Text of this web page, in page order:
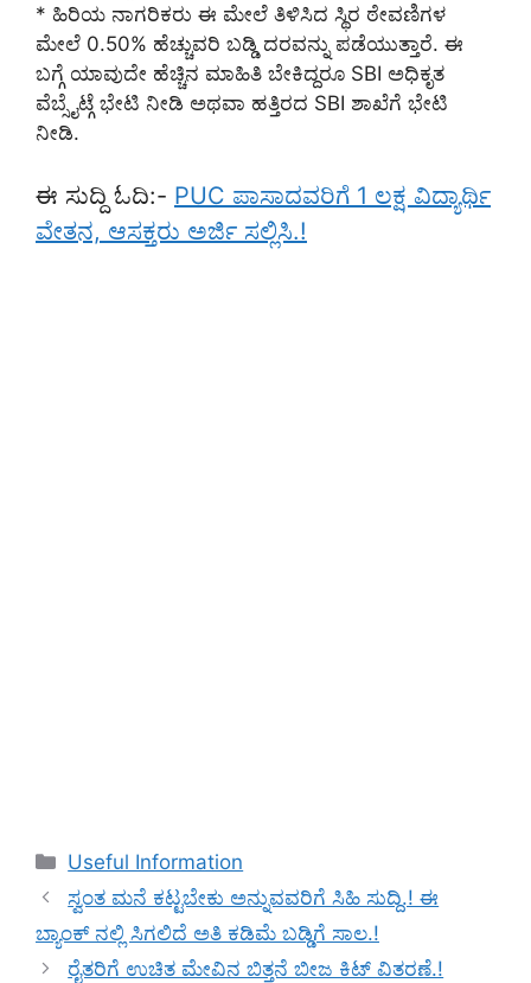
* ಹಿರಿಯ ನಾಗರಿಕರು ಈ ಮೇಲೆ ತಿಳಿಸಿದ ಸ್ಥಿರ ಠೇವಣಿಗಳ
ಮೇಲೆ 0.50% ಹೆಚ್ಚುವರಿ ಬಡ್ಡಿ ದರವನ್ನು ಪಡೆಯುತ್ತಾರೆ. ಈ
ಬಗ್ಗೆ ಯಾವುದೇ ಹೆಚ್ಚಿನ ಮಾಹಿತಿ ಬೇಕಿದ್ದರೂ SBI ಅಧಿಕೃತ
ವೆಬ್ಸೈಟ್ಗೆ ಭೇಟಿ ನೀಡಿ ಅಥವಾ ಹತ್ತಿರದ SBI ಶಾಖೆಗೆ ಭೇಟಿ
ನೀಡಿ.
ಈ ಸುದ್ದಿ ಓದಿ:- PUC ಪಾಸಾದವರಿಗೆ 1 ಲಕ್ಷ ವಿದ್ಯಾರ್ಥಿ
ವೇತನ, ಆಸಕ್ತರು ಅರ್ಜಿ ಸಲ್ಲಿಸಿ.!
Categories
Useful Information
ಸ್ವಂತ ಮನೆ ಕಟ್ಟಬೇಕು ಅನ್ನುವವರಿಗೆ ಸಿಹಿ ಸುದ್ದಿ.! ಈ
ಬ್ಯಾಂಕ್ ನಲ್ಲಿ ಸಿಗಲಿದೆ ಅತಿ ಕಡಿಮೆ ಬಡ್ಡಿಗೆ ಸಾಲ.!
ರೈತರಿಗೆ ಉಚಿತ ಮೇವಿನ ಬಿತ್ತನೆ ಬೀಜ ಕಿಟ್ ವಿತರಣೆ.!